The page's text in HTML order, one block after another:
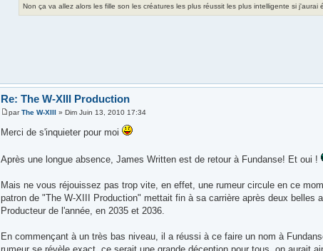
Non ça va allez alors les fille son les créatures les plus réussit les plus intelligente si
Re: The W-XIII Production
parThe W-XIII» Dim Juin 13, 2010 17:34
Merci de s'inquieter pour moi
Après une longue absence, James Written est de retour à Fundanse! Et oui !
Mais ne vous réjouissez pas trop vite, en effet, une rumeur circule en ce
patron de "The W-XIII Production" mettait fin à sa carrière après deux belles
Producteur de l'année, en 2035 et 2036.
En commençant à un très bas niveau, il a réussi à ce faire un nom à